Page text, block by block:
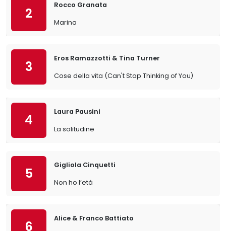
2
Rocco Granata
Marina
3
Eros Ramazzotti & Tina Turner
Cose della vita (Can't Stop Thinking of You)
4
Laura Pausini
La solitudine
5
Gigliola Cinquetti
Non ho l’età
6
Alice & Franco Battiato